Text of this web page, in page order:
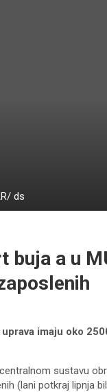
ds
buja a u
uprava imaju oko
sustavu
(lani potkraj lipnja